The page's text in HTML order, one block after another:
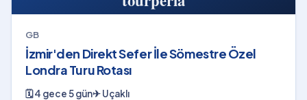
GB
İzmir'den Direkt Sefer İle Sömestre Özel
Londra Turu Rotası
🗓4 gece 5 gün✈Uçaklı